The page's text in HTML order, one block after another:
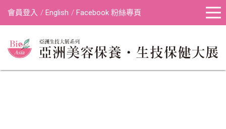
會員登入 English Facebook 粉絲專頁